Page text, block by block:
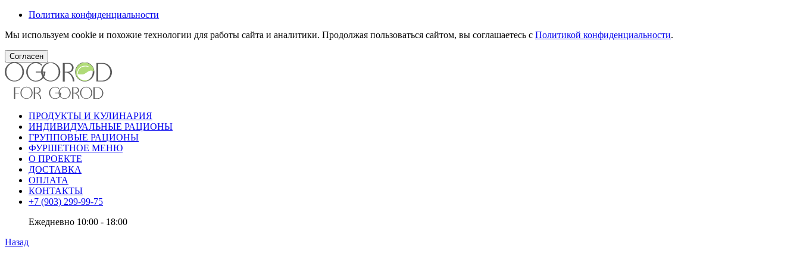
Политика конфиденциальности
Мы используем cookie и похожие технологии для работы сайта и аналитики. Продолжая пользоваться сайтом, вы соглашаетесь с Политикой конфиденциальности.
Согласен
ПРОДУКТЫ И КУЛИНАРИЯ
ИНДИВИДУАЛЬНЫЕ РАЦИОНЫ
ГРУППОВЫЕ РАЦИОНЫ
ФУРШЕТНОЕ МЕНЮ
О ПРОЕКТЕ
ДОСТАВКА
ОПЛАТА
КОНТАКТЫ
+7 (903) 299-99-75
Ежедневно 10:00 - 18:00
Назад